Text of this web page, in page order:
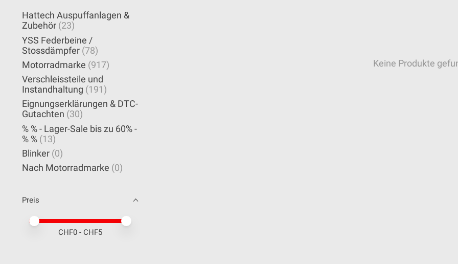
Hattech Auspuffanlagen &
Zubehör (23)
YSS Federbeine /
Stossdämpfer (78)
Motorradmarke (917)
Verschleissteile und
Instandhaltung (191)
Eignungserklärungen & DTC-
Gutachten (30)
% % - Lager-Sale bis zu 60% -
% % (13)
Blinker (0)
Nach Motorradmarke (0)
Preis
Preis – Mindestwert
Price maximum value
CHF0 - CHF5
Keine Produkte